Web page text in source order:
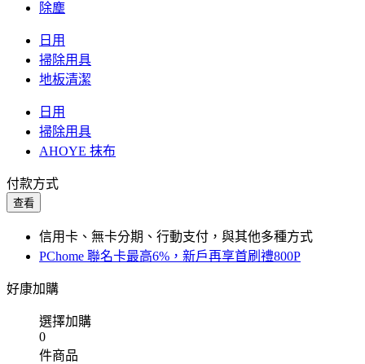
除塵
日用
掃除用具
地板清潔
日用
掃除用具
AHOYE 抹布
付款方式
查看
信用卡、無卡分期、行動支付，與其他多種方式
PChome 聯名卡最高6%，新戶再享首刷禮800P
好康加購
選擇加購
0
件商品